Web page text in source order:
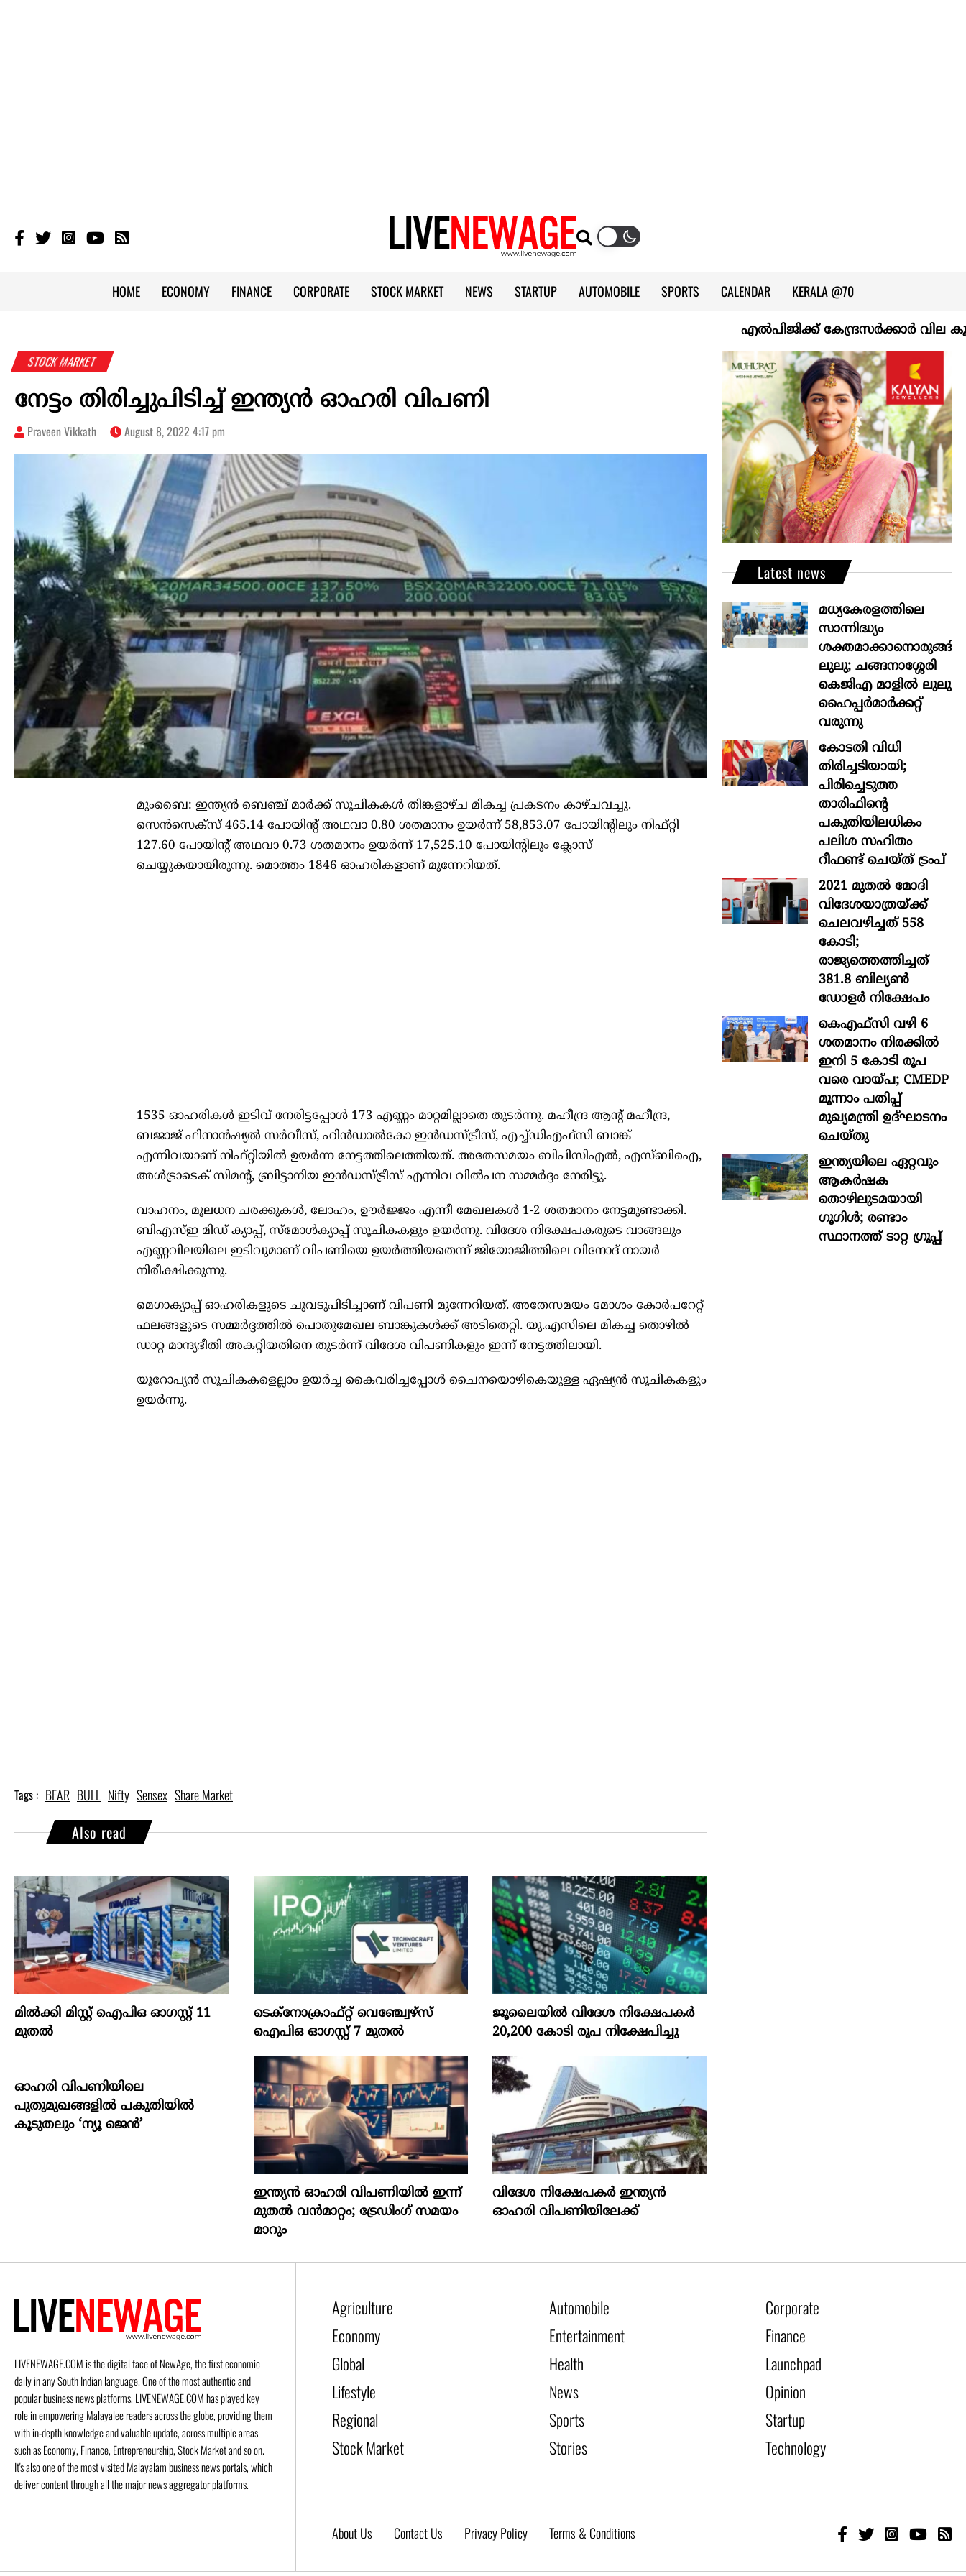
HOME ECONOMY FINANCE CORPORATE STOCK MARKET NEWS STARTUP AUTOMOBILE SPORTS CALENDAR KERALA @70
എല്‍പിജിക്ക് കേന്ദ്രസർക്കാർ വില
STOCK MARKET
നേട്ടം തിരിച്ചുപിടിച്ച് ഇന്ത്യന്‍ ഓഹരി വിപണി
Praveen Vikkath August 8, 2022 4:17 pm
മുംബൈ: ഇന്ത്യന്‍ ബെഞ്ച് മാര്‍ക്ക് സൂചികകള്‍ തിങ്കളാഴ്ച മികച്ച പ്രകടനം കാഴ്ചവച്ചു.
സെന്‍സെക്‌സ് 465.14 പോയിന്റ് അഥവാ 0.80 ശതമാനം ഉയര്‍ന്ന് 58,853.07 പോയിന്റിലും നിഫ്റ്റി
127.60 പോയിന്റ് അഥവാ 0.73 ശതമാനം ഉയര്‍ന്ന് 17,525.10 പോയിന്റിലും ക്ലോസ്
ചെയ്യുകയായിരുന്നു. മൊത്തം 1846 ഓഹരികളാണ് മുന്നേറിയത്.
1535 ഓഹരികള്‍ ഇടിവ് നേരിട്ടപ്പോള്‍ 173 എണ്ണം മാറ്റമില്ലാതെ തുടര്‍ന്നു. മഹീന്ദ്ര ആന്റ് മഹീന്ദ്ര,
ബജാജ് ഫിനാന്‍ഷ്യല്‍ സര്‍വീസ്, ഹിന്‍ഡാല്‍കോ ഇന്‍ഡസ്ട്രീസ്, എച്ച്ഡിഎഫ്‌സി ബാങ്ക്
എന്നിവയാണ് നിഫ്റ്റിയില്‍ ഉയര്‍ന്ന നേട്ടത്തിലെത്തിയത്. അതേസമയം ബിപിസിഎല്‍, എസ്ബിഐ,
അള്‍ട്രാടെക് സിമന്റ്, ബ്രിട്ടാനിയ ഇന്‍ഡസ്ട്രീസ് എന്നിവ വില്‍പന സമ്മര്‍ദ്ദം നേരിട്ടു.
വാഹനം, മൂലധന ചരക്കുകള്‍, ലോഹം, ഊര്‍ജ്ജം എന്നീ മേഖലകള്‍ 1-2 ശതമാനം നേട്ടമുണ്ടാക്കി.
ബിഎസ്ഇ മിഡ് ക്യാപ്പ്, സ്‌മോള്‍ക്യാപ്പ് സൂചികകളും ഉയര്‍ന്നു. വിദേശ നിക്ഷേപകരുടെ വാങ്ങലും
എണ്ണവിലയിലെ ഇടിവുമാണ് വിപണിയെ ഉയര്‍ത്തിയതെന്ന് ജിയോജിത്തിലെ വിനോദ് നായര്‍
നിരീക്ഷിക്കുന്നു.
മെഗാക്യാപ്പ് ഓഹരികളുടെ ചുവടുപിടിച്ചാണ് വിപണി മുന്നേറിയത്. അതേസമയം മോശം കോര്‍പറേറ്റ്
ഫലങ്ങളുടെ സമ്മര്‍ദ്ദത്തില്‍ പൊതുമേഖല ബാങ്കുകള്‍ക്ക് അടിതെറ്റി. യു.എസിലെ മികച്ച തൊഴില്‍
ഡാറ്റ മാന്ദ്യഭീതി അകറ്റിയതിനെ തുടര്‍ന്ന് വിദേശ വിപണികളും ഇന്ന് നേട്ടത്തിലായി.
യൂറോപ്യന്‍ സൂചികകളെല്ലാം ഉയര്‍ച്ച കൈവരിച്ചപ്പോള്‍ ചൈനയൊഴികെയുള്ള ഏഷ്യന്‍ സൂചികകളും
ഉയര്‍ന്നു.
Tags : BEAR BULL Nifty Sensex Share Market
Also read
മില്‍ക്കി മിസ്റ്റ്‌ ഐപിഒ ഓഗസ്റ്റ്‌ 11
മുതല്‍
ടെക്‌നോക്രാഫ്‌റ്റ്‌ വെഞ്ച്വേഴ്‌സ്‌
ഐപിഒ ഓഗസ്റ്റ്‌ 7 മുതല്‍
ജൂലൈയില്‍ വിദേശ നിക്ഷേപകര്‍
20,200 കോടി രൂപ നിക്ഷേപിച്ചു
ഓഹരി വിപണിയിലെ
പുതുമുഖങ്ങളിൽ പകുതിയിൽ
കൂടുതലും ‘ന്യൂ ജെൻ’
ഇന്ത്യൻ ഓഹരി വിപണിയിൽ ഇന്ന്
മുതൽ വൻമാറ്റം; ട്രേഡിംഗ് സമയം
മാറും
വിദേശ നിക്ഷേപകര്‍ ഇന്ത്യൻ
ഓഹരി വിപണിയിലേക്ക്
Latest news
മധ്യകേരളത്തിലെ
സാന്നിദ്ധ്യം
ശക്തമാക്കാനൊരുങ്ങി
ലുലു; ചങ്ങനാശ്ശേരി
കെജിഎ മാളിൽ ലുലു
ഹൈപ്പർമാർക്കറ്റ്
വരുന്നു
കോടതി വിധി
തിരിച്ചടിയായി;
പിരിച്ചെടുത്ത
താരിഫിന്‍റെ
പകുതിയിലധികം
പലിശ സഹിതം
റീഫണ്ട് ചെയ്ത് ട്രംപ്
2021 മുതൽ മോദി
വിദേശയാത്രയ്ക്ക്
ചെലവഴിച്ചത് 558
കോടി;
രാജ്യത്തെത്തിച്ചത്
381.8 ബില്യൺ
ഡോളർ നിക്ഷേപം
കെഎഫ്സി വഴി 6
ശതമാനം നിരക്കിൽ
ഇനി 5 കോടി രൂപ
വരെ വായ്പ; CMEDP
മൂന്നാം പതിപ്പ്
മുഖ്യമന്ത്രി ഉദ്ഘാടനം
ചെയ്തു
ഇന്ത്യയിലെ ഏറ്റവും
ആകര്‍ഷക
തൊഴിലുടമയായി
ഗൂഗിള്‍; രണ്ടാം
സ്ഥാനത്ത് ടാറ്റ ഗ്രൂപ്പ്
LIVENEWAGE.COM is the digital face of NewAge, the first economic
daily in any South Indian language. One of the most authentic and
popular business news platforms, LIVENEWAGE.COM has played key
role in empowering Malayalee readers across the globe, providing them
with in-depth knowledge and valuable update, across multiple areas
such as Economy, Finance, Entrepreneurship, Stock Market and so on.
It's also one of the most visited Malayalam business news portals, which
deliver content through all the major news aggregator platforms.
Agriculture Automobile
Corporate
Economy
Entertainment
Finance
Global
Health
Launchpad
Lifestyle
News
Opinion
Regional
Sports
Startup
Stock Market
Stories Technology
About Us Contact Us Privacy Policy Terms & Conditions